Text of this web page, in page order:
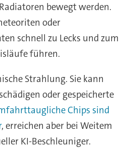
bewegt werden.
oder
schnell zu Lecks und zum
führen.
Strahlung. Sie kann
oder gespeicherte
Chips sind
, erreichen aber bei Weitem
KI-Beschleuniger.